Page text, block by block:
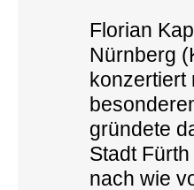
Florian
Nürnberg
konzertiert
gründete
Stadt
nach wie